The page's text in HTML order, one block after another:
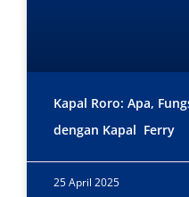
Kapal Roro: Apa,
dengan Kapal Ferry
25 April 2025